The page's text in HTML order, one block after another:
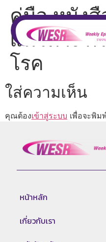
คู่มือ หนังสื
แนวทาง ก
โรค
ใส่ความเห็น
คุณต้องเข้าสู่ระบบ เพื่อจะพิม
หน้าหลัก
เกี่ยวกับเรา